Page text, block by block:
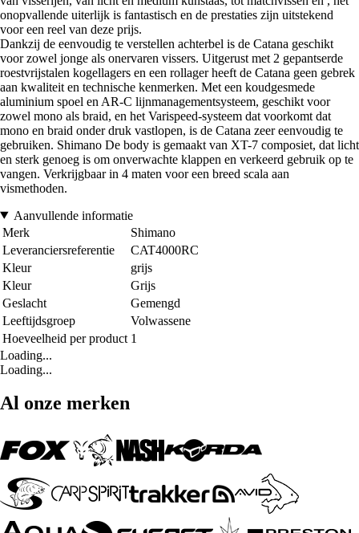
onopvallende uiterlijk is fantastisch en de prestaties zijn uitstekend
voor een reel van deze prijs.
Dankzij de eenvoudig te verstellen achterbel is de Catana geschikt
voor zowel jonge als onervaren vissers. Uitgerust met 2 gepantserde
roestvrijstalen kogellagers en een rollager heeft de Catana geen gebrek
aan kwaliteit en technische kenmerken. Met een koudgesmede
aluminium spoel en AR-C lijnmanagementsysteem, geschikt voor
zowel mono als braid, en het Varispeed-systeem dat voorkomt dat
mono en braid onder druk vastlopen, is de Catana zeer eenvoudig te
gebruiken. Shimano De body is gemaakt van XT-7 composiet, dat licht
en sterk genoeg is om onverwachte klappen en verkeerd gebruik op te
vangen. Verkrijgbaar in 4 maten voor een breed scala aan
vismethoden.
Aanvullende informatie
Merk
Shimano
Leveranciersreferentie
CAT4000RC
Kleur
grijs
Kleur
Grijs
Geslacht
Gemengd
Leeftijdsgroep
Volwassene
Hoeveelheid per product 1
Loading...
Loading...
Al onze merken